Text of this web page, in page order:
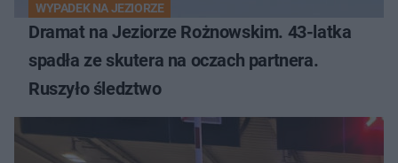
WYPADEK NA JEZIORZE
Dramat na Jeziorze Rożnowskim. 43-latka
spadła ze skutera na oczach partnera.
Ruszyło śledztwo